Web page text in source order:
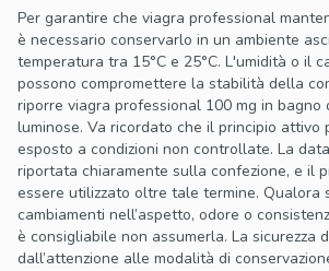
Per garantire che viagra professional
è necessario conservarlo in un ambiente
temperatura tra 15°C e 25°C. L'umidità o il
possono compromettere la stabilità della
riporre viagra professional 100 mg in bagno
luminose. Va ricordato che il principio attivo
esposto a condizioni non controllate. La
riportata chiaramente sulla confezione, e il
essere utilizzato oltre tale termine. Qualora
cambiamenti nell’aspetto, odore o
è consigliabile non assumerla. La sicurezza
dall’attenzione alle modalità di